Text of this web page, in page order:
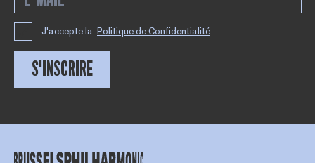
J'accepte la Politique de Confidentialité
S'INSCRIRE